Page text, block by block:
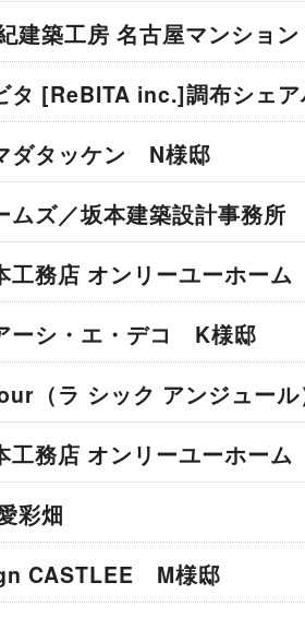
建築工房 名古屋マンショ
タ [ReBITA inc.]調布シェ
ダタッケン N様邸
ムズ／坂本建築設計事務
工務店 オンリーユーホー
ーシ・エ・デコ K様邸
（ラ シック アンジュール
工務店 オンリーユーホー
彩畑
CASTLEE M様邸